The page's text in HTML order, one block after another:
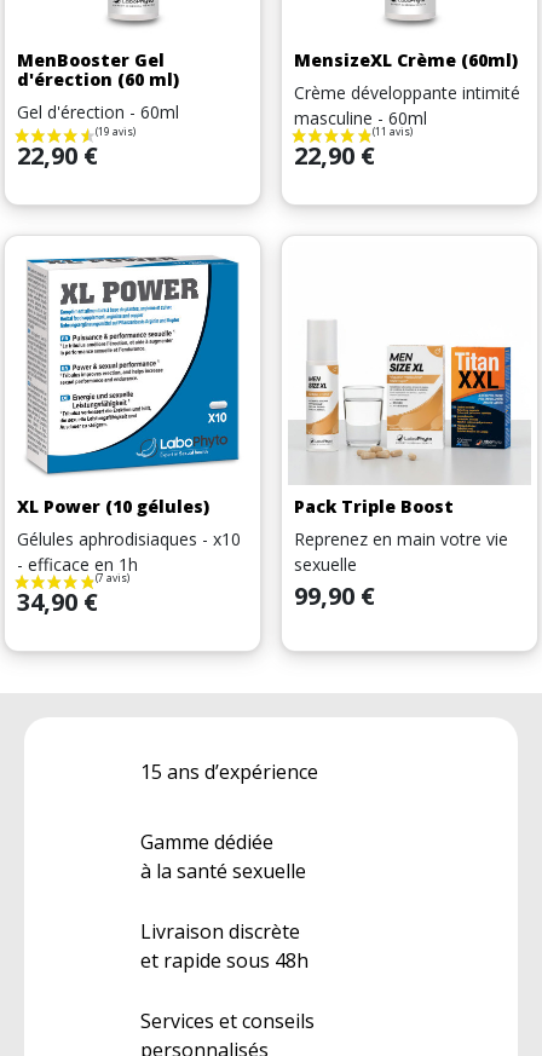
MenBooster Gel
d'érection (60 ml)
Gel d'érection - 60ml
Prix
22,90 €
MensizeXL Crème (60ml)
Crème développante intimité
masculine - 60ml
Prix
22,90 €
XL Power (10 gélules)
Gélules aphrodisiaques - x10
- efficace en 1h
Prix
34,90 €
Pack Triple Boost
Reprenez en main votre vie
sexuelle
Prix
99,90 €
15 ans d’expérience
Gamme dédiée
à la santé sexuelle
Livraison discrète
et rapide sous 48h
Services et conseils
personnalisés